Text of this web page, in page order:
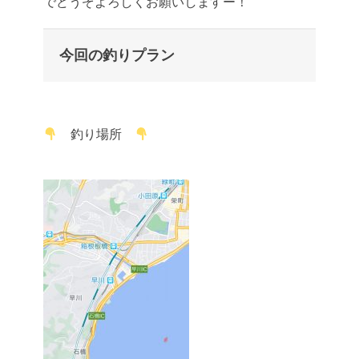
今回の釣りプラン
釣り場所